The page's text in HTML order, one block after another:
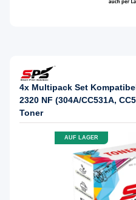
4x Multipack Set
2320 NF (304A/CC531A,
Toner
AUF LAGER